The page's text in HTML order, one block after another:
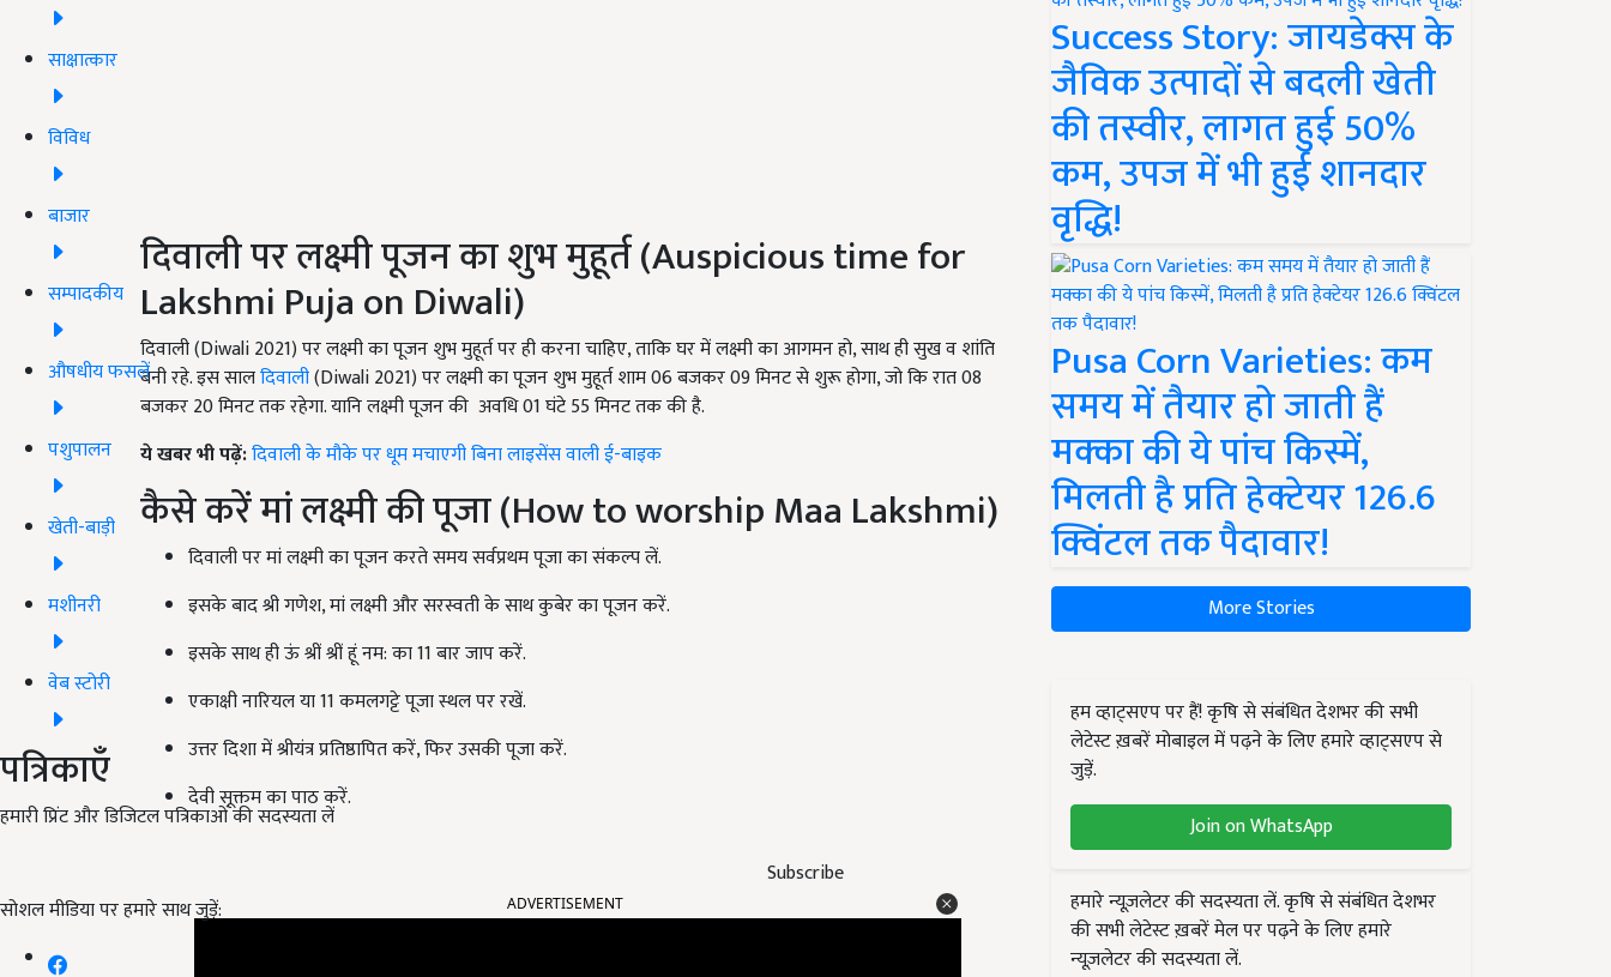
साक्षात्कार
विविध
बाजार
सम्पादकीय
औषधीय फसलें
पशुपालन
खेती-बाड़ी
मशीनरी
वेब स्टोरी
पत्रिकाएँ
हमारी प्रिंट और डिजिटल पत्रिकाओं की सदस्यता लें
Subscribe
सोशल मीडिया पर हमारे साथ जुड़ें:
दिवाली पर लक्ष्मी पूजन का शुभ मुहूर्त (Auspicious time for
Lakshmi Puja on Diwali)
दिवाली (Diwali 2021) पर लक्ष्मी का पूजन शुभ मुहूर्त पर ही करना चाहिए, ताकि घर में लक्ष्मी का आगमन हो, साथ ही सुख व शांति
बनी रहे. इस सालदिवाली(Diwali 2021) पर लक्ष्मी का पूजन शुभ मुहूर्त शाम 06 बजकर 09 मिनट से शुरू होगा, जो कि रात 08
बजकर 20 मिनट तक रहेगा. यानि लक्ष्मी पूजन की अवधि 01 घंटे 55 मिनट तक की है.
ये खबर भी पढ़ें:दिवाली के मौके पर धूम मचाएगी बिना लाइसेंस वाली ई-बाइक
कैसे करें मां लक्ष्मी की पूजा (How to worship Maa Lakshmi)
दिवाली पर मां लक्ष्मी का पूजन करते समय सर्वप्रथम पूजा का संकल्प लें.
इसके बाद श्री गणेश, मां लक्ष्मी और सरस्वती के साथ कुबेर का पूजन करें.
इसके साथ ही ऊं श्रीं श्रीं हूं नम: का 11 बार जाप करें.
एकाक्षी नारियल या 11 कमलगट्टे पूजा स्थल पर रखें.
उत्तर दिशा में श्रीयंत्र प्रतिष्ठापित करें, फिर उसकी पूजा करें.
देवी सूक्तम का पाठ करें.
ADVERTISEMENT
Success Story: जायडेक्स के
जैविक उत्पादों से बदली खेती
की तस्वीर, लागत हुई 50%
कम, उपज में भी हुई शानदार
वृद्धि!
Pusa Corn Varieties: कम
समय में तैयार हो जाती हैं
मक्का की ये पांच किस्में,
मिलती है प्रति हेक्टेयर 126.6
क्विंटल तक पैदावार!
More Stories
हम व्हाट्सएप पर हैं! कृषि से संबंधित देशभर की सभी
लेटेस्ट ख़बरें मोबाइल में पढ़ने के लिए हमारे व्हाट्सएप से
जुड़ें.
Join on WhatsApp
हमारे न्यूज़लेटर की सदस्यता लें. कृषि से संबंधित देशभर
की सभी लेटेस्ट ख़बरें मेल पर पढ़ने के लिए हमारे
न्यूज़लेटर की सदस्यता लें.